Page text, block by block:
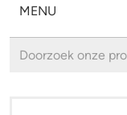
MENU